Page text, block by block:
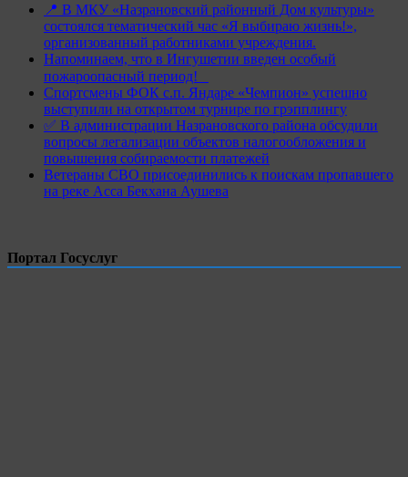
📍 В МКУ «Назрановский районный Дом культуры»
состоялся тематический час «Я выбираю жизнь!»,
организованный работниками учреждения.
Напоминаем, что в Ингушетии введен особый
пожароопасный период!⁣⁣⠀
Спортсмены ФОК с.п. Яндаре «Чемпион» успешно
выступили на открытом турнире по грэпплингу
✅ В администрации Назрановского района обсудили
вопросы легализации объектов налогообложения и
повышения собираемости платежей
Ветераны СВО присоединились к поискам пропавшего
на реке Асса Бекхана Аушева
Портал Госуслуг